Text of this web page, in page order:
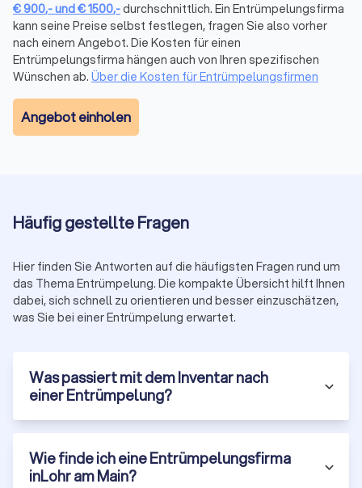
Rechtliche Aspekte bei der Entrümpelung
Bei einer Entrümpelung gelten bestimmte gesetzliche
fachgerecht entsorgt werden. Seriöse Anbieter kennen die
Vorschriften und kümmern sich um die
empfehlenswert.
Entrümpelungsfirmen finden & vergleichen
Wenn Sie schnell, unkompliziert und transparentdie
passende Entrümpelungsfirma in Lohr am Main finden
möchten, können Sie geprüfte Dienstleister auf Trustlocal
durchläuft eine manuelleQualitätsprüfung. Der aktuelle
Trustlocal-Score für Entrümpelungsanbieter liegt bei 8.4 von
Erfahrungsberichten.
Mit Trustlocal können Sie:
gezielt nach Leistungen wie Haushaltsauflösung,
Kellerentrümpelung oder Entsorgung
€900,-und€1500,-durchschnittlich. Ein Entrümpelungsfirma
kann seine Preise selbst festlegen, fragen Sie also vorher
nach einem Angebot. Die Kosten für einen
Entrümpelungsfirma hängen auch von Ihren spezifischen
Wünschen ab. Über die Kosten für Entrümpelungsfirmen
Angebot einholen
Häufig gestellte Fragen
Hier finden Sie Antworten auf die häufigsten Fragen rund um
das Thema Entrümpelung. Die kompakte Übersicht hilft Ihnen
dabei, sich schnell zu orientieren und besser einzuschätzen,
was Sie bei einer Entrümpelung erwartet.
Was passiert mit dem Inventar nach
einer Entrümpelung?
Wie finde ich eine Entrümpelungsfirma
inLohr am Main?